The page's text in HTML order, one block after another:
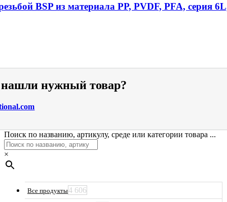
BSP из материала PP, PVDF, PFA, серия
нужный товар?
Поиск по названию, артикулу, среде или категории товара ...
×
Все продукты4 606